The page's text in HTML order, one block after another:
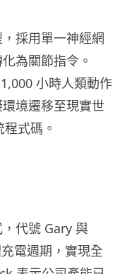
採用單一神經網
為關節指令。
小時人類動作
境遷移至現實世
式碼。
代號 Gary 與
電週期，實現全